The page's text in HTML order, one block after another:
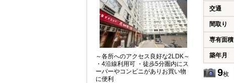
～各所へのアクセス良好な2LDK～
・4沿線利用可 ・徒歩5分圏内にス
ーパーやコンビニがありお買い物
に便利
交通
間取り
専有面積
築年月
9枚